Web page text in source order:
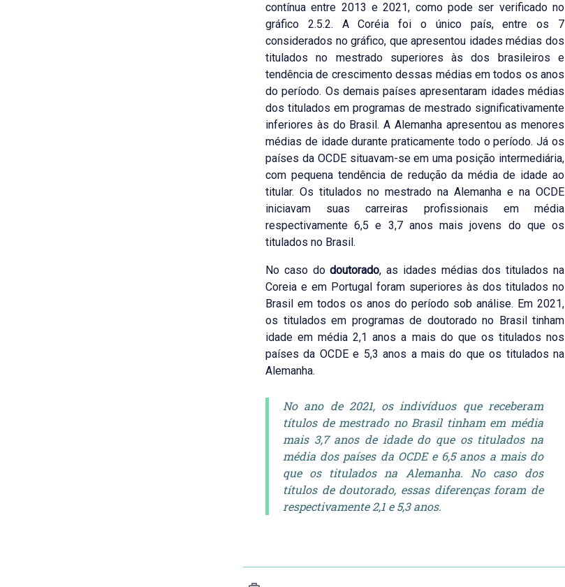
contínua entre 2013 e 2021, como pode ser verificado no
gráfico 2.5.2. A Coréia foi o único país, entre os 7
considerados no gráfico, que apresentou idades médias dos
titulados no mestrado superiores às dos brasileiros e
tendência de crescimento dessas médias em todos os anos
do período. Os demais países apresentaram idades médias
dos titulados em programas de mestrado significativamente
inferiores às do Brasil. A Alemanha apresentou as menores
médias de idade durante praticamente todo o período. Já os
países da OCDE situavam-se em uma posição intermediária,
com pequena tendência de redução da média de idade ao
titular. Os titulados no mestrado na Alemanha e na OCDE
iniciavam suas carreiras profissionais em média
respectivamente 6,5 e 3,7 anos mais jovens do que os
titulados no Brasil.
No caso dodoutorado, as idades médias dos titulados na
Coreia e em Portugal foram superiores às dos titulados no
Brasil em todos os anos do período sob análise. Em 2021,
os titulados em programas de doutorado no Brasil tinham
idade em média 2,1 anos a mais do que os titulados nos
países da OCDE e 5,3 anos a mais do que os titulados na
Alemanha.
No ano de 2021, os indivíduos que receberam
títulos de mestrado no Brasil tinham em média
mais 3,7 anos de idade do que os titulados na
média dos países da OCDE e 6,5 anos a mais do
que os titulados na Alemanha. No caso dos
títulos de doutorado, essas diferenças foram de
respectivamente 2,1 e 5,3 anos.